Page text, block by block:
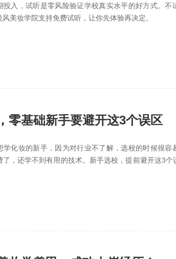
投入，试听是零风险验证学校真实水平的好方式。不
美妆学院支持免费试听，让你先体验再决定。
零基础新手要避开这3个误区‌
学化妆的新手，因为对行业不了解，选校的时候很容
了，还学不到有用的技术。新手选校，提前避开这3个